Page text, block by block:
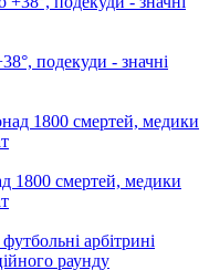
подекуди - значні
1800 смертей, медики